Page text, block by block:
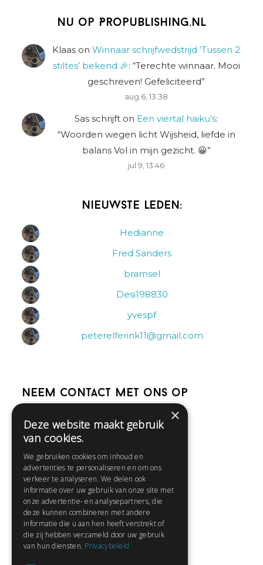
Nu op Propublishing.nl
Klaas on Winnaar schrijfwedstrijd ‘Tussen 2
stiltes’ bekend 🎉: “Terechte winnaar. Mooi
geschreven! Gefeliciteerd”
aug 6, 13:38
Sas schrijft on Een viertal haiku’s:
“Woorden wegen licht Wijsheid, liefde in
balans Vol in mijn gezicht. 😀”
jul 9, 13:46
Nieuwste leden:
Hedianne
Fred Sanders
bramsel
Desi198830
yvespf
peterelferink11@gmail.com
Neem contact met ons op
Help
Contact
Huisregels
Snel naar:
Gratis aanmelden
×
Deze website maakt gebruik
van cookies.
We gebruiken cookies om inhoud en
advertenties te personaliseren en om ons
verkeer te analyseren. We delen ook
informatie over uw gebruik van onze site met
onze advertentie- en analysepartners, die
deze kunnen combineren met andere
informatie die u aan hen heeft verstrekt of
die zij hebben verzameld door uw gebruik
van hun diensten. Privacybeleid